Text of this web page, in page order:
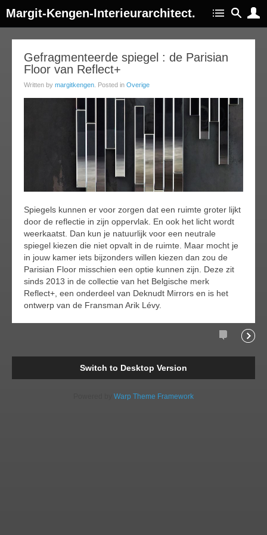
Margit-Kengen-Interieurarchitect.
Gefragmenteerde spiegel : de Parisian
Floor van Reflect+
Written by margitkengen . Posted in Overige
Spiegels kunnen er voor zorgen dat een ruimte groter lijkt
door de reflectie in zijn oppervlak. En ook het licht wordt
weerkaatst. Dan kun je natuurlijk voor een neutrale
spiegel kiezen die niet opvalt in de ruimte. Maar mocht je
in jouw kamer iets bijzonders willen kiezen dan zou de
Parisian Floor misschien een optie kunnen zijn. Deze zit
sinds 2013 in de collectie van het Belgische merk
Reflect+, een onderdeel van Deknudt Mirrors en is het
ontwerp van de Fransman Arik Lévy.
Comments
Switch to Desktop Version
Warp Theme Framework